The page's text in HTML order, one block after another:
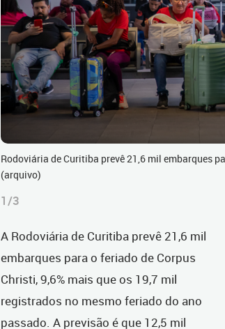
Rodoviária de Curitiba prevê 21,6 mil embarques
(arquivo)
1/3
A Rodoviária de Curitiba prevê 21,6 mil
embarques para o feriado de Corpus
Christi, 9,6% mais que os 19,7 mil
registrados no mesmo feriado do ano
passado. A previsão é que 12,5 mil